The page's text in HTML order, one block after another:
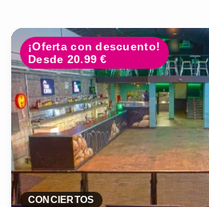
¡Oferta con descuento!
Desde 20.99 €
CONCIERTOS